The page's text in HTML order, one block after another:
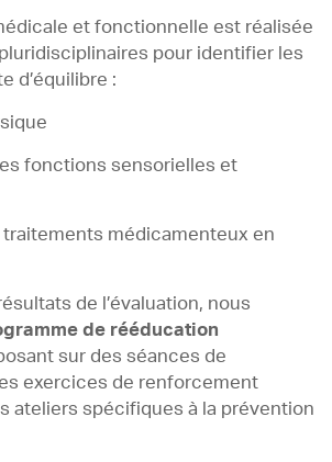
et fonctionnelle est réalisée
pour identifier les
d’équilibre :
fonctions sensorielles et
traitements médicamenteux en
de l’évaluation, nous
de rééducation
sur des séances de
exercices de renforcement
ateliers spécifiques à la prévention